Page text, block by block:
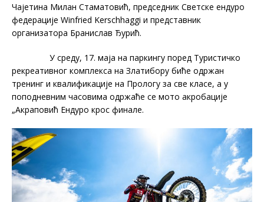
Чајетина Милан Стаматовић, председник Светске ендуро
федерације Winfried Kerschhaggi и представник
организатора Бранислав Ђурић.
У среду, 17. маја на паркингу поред Туристичко
рекреативног комплекса на Златибору биће одржан
тренинг и квалификације на Прологу за све класе, а у
поподневним часовима одржаће се мото акробације
„Акраповић Ендуро крос финале.